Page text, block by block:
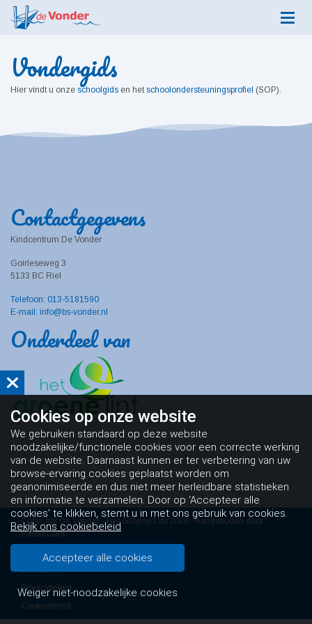
Vondergids
Hier vindt u onze schoolgids en hetschoolondersteuningsprofiel (SOP).
Contactgegevens
Kindcentrum De Vonder
Goirleseweg 3
5133 BC Riel
Telefoon: 013-5181590
E-mail: info@bs-vonder.nl
Onderdeel van
Copyright De Vonder - Het Groene Lint 2026 - Aangeboden door
ParentCom
Algemene voorwaarden
Disclaimer
Privacybeleid
Cookiebeleid
Cookies oponze website
We gebruiken standaard op deze website
noodzakelijke/functionele cookies voor een correcte werking
van de website. Daarnaast kunnen er ter verbetering van uw
browse-ervaring cookies geplaatst worden om
geanonimiseerde en dus niet meer herleidbare statistieken
en informatie te verzamelen. Door op ‘Accepteer alle
cookies’ te klikken, stemt u in met ons gebruik van cookies.
Bekijk ons cookiebeleid
Accepteer alle cookies
Weiger niet-noodzakelijke cookies